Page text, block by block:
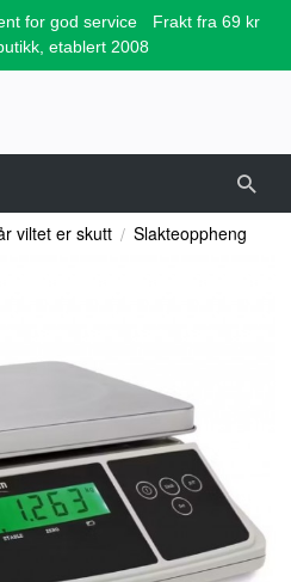
for god service
Frakt fra 69 kr
etablert 2008
viltet er skutt Slakteoppheng